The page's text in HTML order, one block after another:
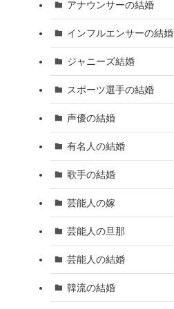
アナウンサーの結婚
インフルエンサーの結婚
ジャニーズ結婚
スポーツ選手の結婚
声優の結婚
有名人の結婚
歌手の結婚
芸能人の嫁
芸能人の旦那
芸能人の結婚
韓流の結婚